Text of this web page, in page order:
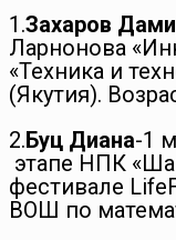
1.Захаров
Ларнонова
«Техника и
(Якутия).
2.Буц Диана-1
этапе НПК
фестивале
ВОШ по